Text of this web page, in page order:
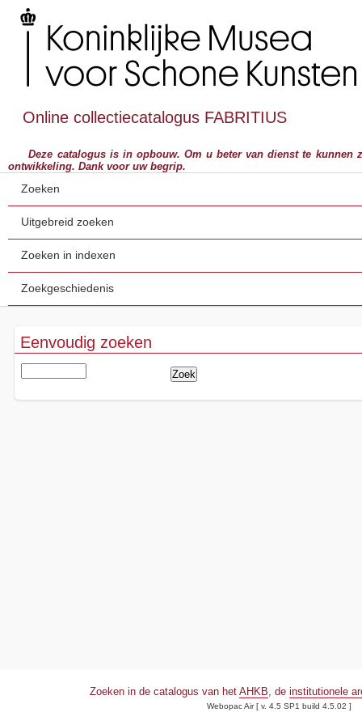
Online collectiecatalogus FABRITIUS
Deze catalogus is in opbouw. Om u beter van dienst te kunnen
ontwikkeling. Dank voor uw begrip.
Zoeken
Uitgebreid zoeken
Zoeken in indexen
Zoekgeschiedenis
Eenvoudig zoeken
Zoeken in de catalogus van het AHKB, de institutionele
Webopac Air [ v. 4.5 SP1 build 4.5.02 ]